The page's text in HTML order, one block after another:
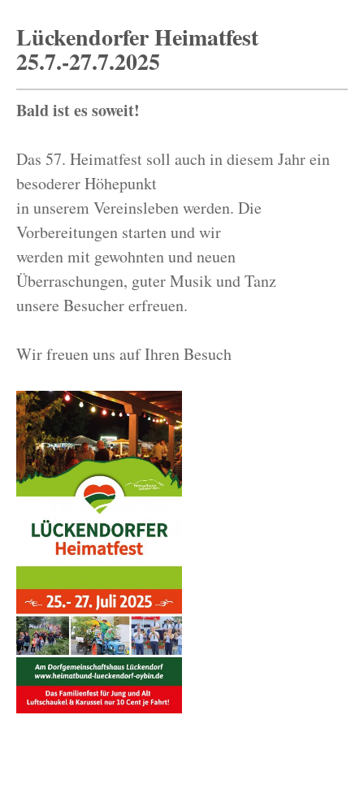
Lückendorfer Heimatfest
25.7.-27.7.2025
Bald ist es soweit!
Das 57. Heimatfest soll auch in diesem Jahr ein
besoderer Höhepunkt
in unserem Vereinsleben werden. Die
Vorbereitungen starten und wir
werden mit gewohnten und neuen
Überraschungen, guter Musik und Tanz
unsere Besucher erfreuen.
Wir freuen uns auf Ihren Besuch